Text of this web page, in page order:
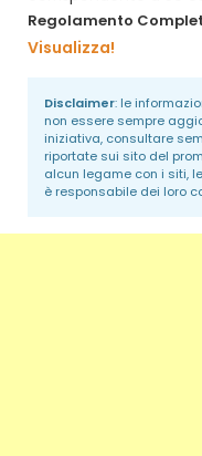
Regolamento
Visualizza!
Disclaimer: le
non essere sempre
iniziativa, consultare
riportate sui sito del
alcun legame con i siti,
è responsabile dei loro